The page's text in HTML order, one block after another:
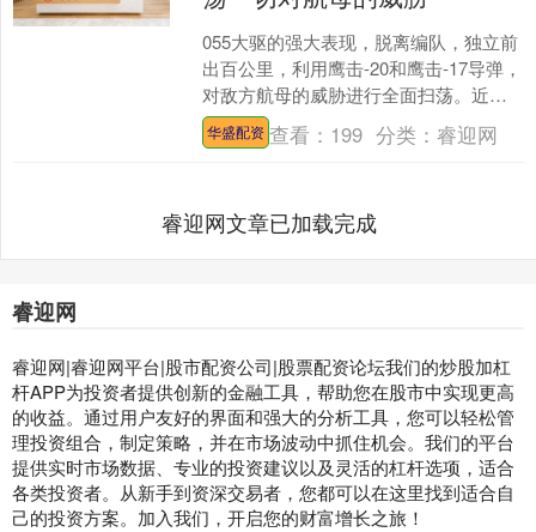
055大驱的强大表现，脱离编队，独立前
出百公里，利用鹰击-20和鹰击-17导弹，
对敌方航母的威胁进行全面扫荡。近
日，央视军事报道节目采访了拉萨舰的
武备干部阮红彬....
华盛配资 查看： 199 分类：睿迎网
睿迎网文章已加载完成
睿迎网
睿迎网|睿迎网平台|股市配资公司|股票配资论坛我们的炒股加杠
杆APP为投资者提供创新的金融工具，帮助您在股市中实现更高
的收益。通过用户友好的界面和强大的分析工具，您可以轻松管
理投资组合，制定策略，并在市场波动中抓住机会。我们的平台
提供实时市场数据、专业的投资建议以及灵活的杠杆选项，适合
各类投资者。从新手到资深交易者，您都可以在这里找到适合自
己的投资方案。加入我们，开启您的财富增长之旅！